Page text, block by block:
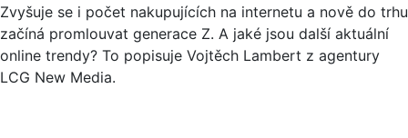
Zvyšuje se i počet nakupujících na internetu a nově do trhu
začíná promlouvat generace Z. A jaké jsou další aktuální
online trendy? To popisuje Vojtěch Lambert z agentury
LCG New Media.